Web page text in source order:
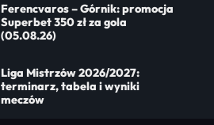
Ferencvaros – Górnik: promocja
Superbet 350 zł za gola
(05.08.26)
Liga Mistrzów 2026/2027:
terminarz, tabela i wyniki
meczów